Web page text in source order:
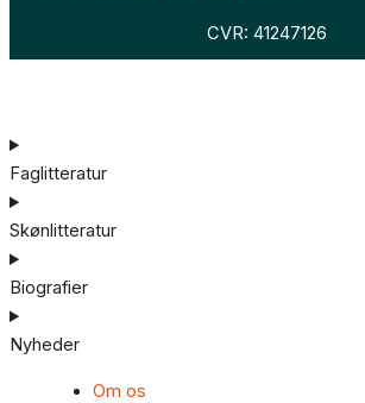
CVR: 41247126
Faglitteratur
Skønlitteratur
Biografier
Nyheder
Om os